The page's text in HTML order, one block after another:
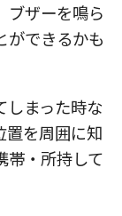
ブザーを鳴ら
ができるかも
しまった時な
置を周囲に知
帯・所持して